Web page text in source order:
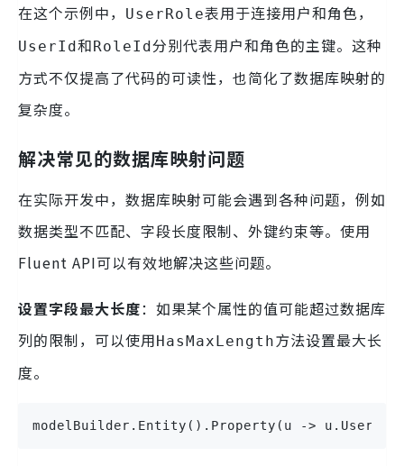
在这个示例中， UserRole表用于连接用户和角色，
UserId和RoleId分别代表用户和角色的主键。这种
方式不仅提高了代码的可读性，也简化了数据库映射的
复杂度。
解决常见的数据库映射问题
在实际开发中，数据库映射可能会遇到各种问题，例如
数据类型不匹配、字段长度限制、外键约束等。使用
Fluent API可以有效地解决这些问题。
设置字段最大长度：如果某个属性的值可能超过数据库
列的限制，可以使用HasMaxLength方法设置最大长
度。
modelBuilder.Entity().Property(u ->